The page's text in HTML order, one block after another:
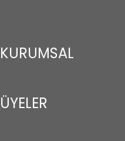
KURUMSAL
ÜYELER